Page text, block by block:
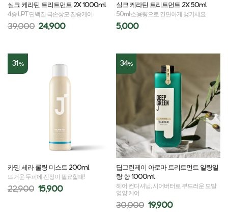
실크 케라틴 트리트먼트 2X 1000ml
4중 LPT 단백질 극손상모 집중케어
39,000 24,900
실크 케라틴 트리트먼트 2X 50ml
50ml 소용량으로 간편하게 챙기세요
5,000
31%
카밍 세라 쿨링 미스트 200ml
뜨거운 두피에 진정이 필요할때!
22,900 15,900
34%
딥그린제이 아로마 트리트먼트 일랑일
랑 향 1000ml
헤어 컨디셔닝, 시어버터로 부드러운 모발
영양 케어
30,000 19,900